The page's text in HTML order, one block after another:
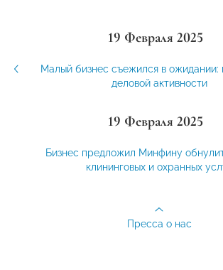
19 Февраля 2025
Малый бизнес съежился в ожидании:
деловой активности
19 Февраля 2025
Бизнес предложил Минфину
клининговых и охранных
Пресса о нас